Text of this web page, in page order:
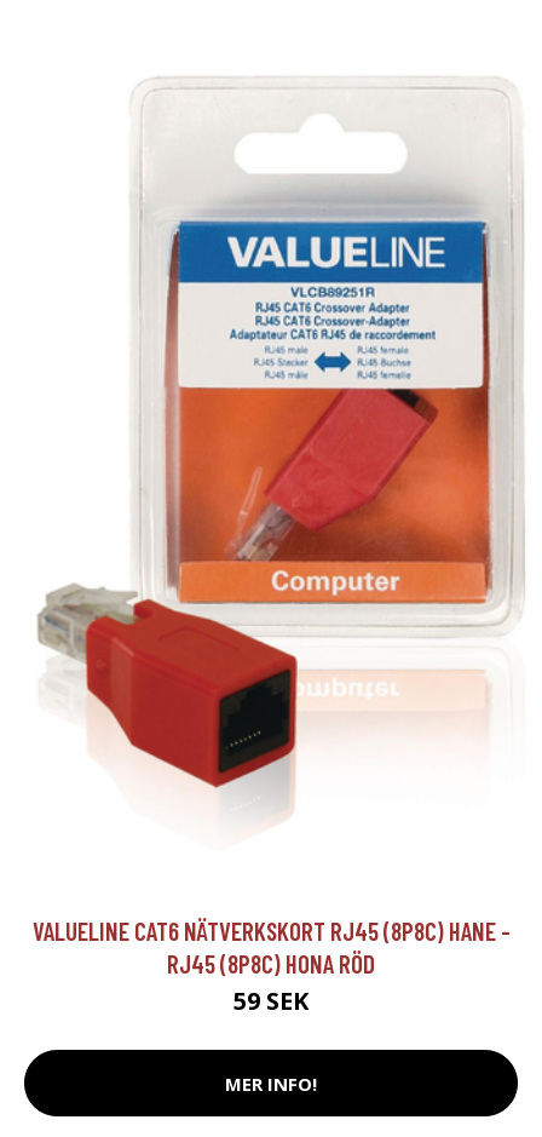
VALUELINE CAT6 NÄTVERKSKORT RJ45 (8P8C) HANE -
RJ45 (8P8C) HONA RÖD
59 SEK
MER INFO!